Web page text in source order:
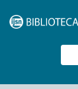
VuFind